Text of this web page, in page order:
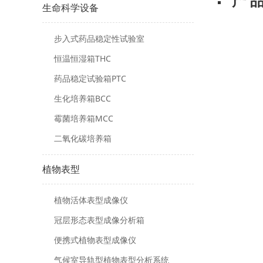
生命科学设备
步入式药品稳定性试验室
恒温恒湿箱THC
药品稳定试验箱PTC
生化培养箱BCC
霉菌培养箱MCC
二氧化碳培养箱
植物表型
植物活体表型成像仪
冠层形态表型成像分析箱
便携式植物表型成像仪
气候室导轨型植物表型分析系统